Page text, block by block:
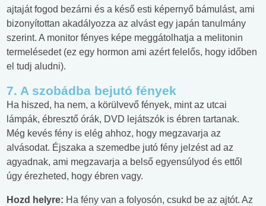
ajtaját fogod bezárni és a késő esti képernyő bámulást, ami
bizonyítottan akadályozza az alvást egy japán tanulmány
szerint. A monitor fényes képe meggátolhatja a melitonin
termelésedet (ez egy hormon ami azért felelős, hogy időben
el tudj aludni).
7. A szobádba bejutó fények
Ha hiszed, ha nem, a körülvevő fények, mint az utcai
lámpák, ébresztő órák, DVD lejátszók is ébren tartanak.
Még kevés fény is elég ahhoz, hogy megzavarja az
alvásodat. Éjszaka a szemedbe jutó fény jelzést ad az
agyadnak, ami megzavarja a belső egyensúlyod és ettől
úgy érezheted, hogy ébren vagy.
Hozd helyre: Ha fény van a folyosón, csukd be az ajtót. Az